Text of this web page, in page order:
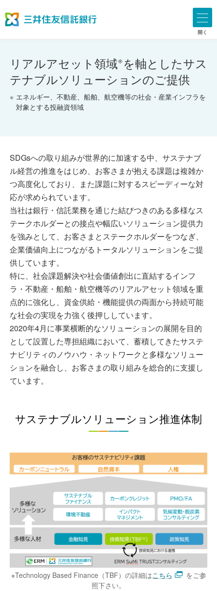
開く
リアルアセット領域※を軸としたサス
テナブルソリューションのご提供
※ エネルギー、不動産、船舶、航空機等の社会・産業インフラを
対象とする投融資領域
SDGsへの取り組みが世界的に加速する中、サステナブ
ル経営の推進をはじめ、お客さまが抱える課題は複雑か
つ高度化しており、また課題に対するスピーディーな対
応が求められています。
当社は銀行・信託業務を通じた結びつきのある多様なス
テークホルダーとの接点や幅広いソリューション提供力
を強みとして、お客さまとステークホルダーをつなぎ、
企業価値向上につながるトータルソリューションをご提
供しています。
特に、社会課題解決や社会価値創出に直結するインフ
ラ・不動産・船舶・航空機等のリアルアセット領域を重
点的に強化し、資金供給・機能提供の両面から持続可能
な社会の実現を力強く後押ししています。
2020年4月に事業横断的なソリューションの展開を目的
として設置した専担組織において、蓄積してきたサステ
ナビリティのノウハウ・ネットワークと多様なソリュー
ションを融合し、お客さまの取り組みを総合的に支援し
ています。
サステナブルソリューション推進体制
※Technology Based Finance（TBF）の詳細はこちら
をご参
照下さい。